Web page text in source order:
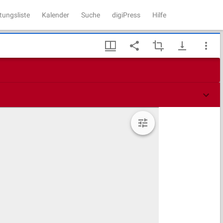
Kalender Suche digiPress Hilfe